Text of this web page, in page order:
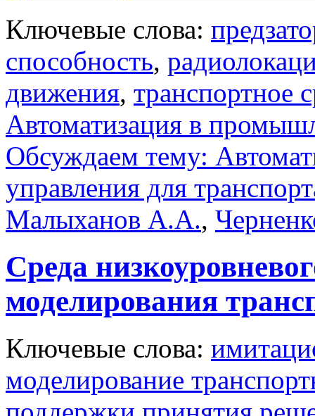
Ключевые слова:
способность,
движения, транспортное
Автоматизация в
Обсуждаем тему:
управления для
Малыханов А.А.,
Среда
моделирования
Ключевые слова:
моделирование